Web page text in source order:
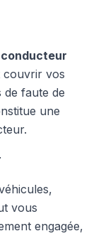
couvrir vos
faute de
une
vous
engagée,